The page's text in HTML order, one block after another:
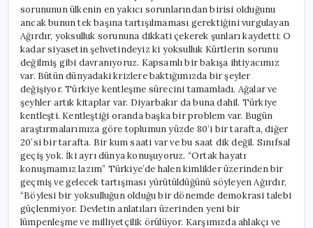
sorununun ülkenin en yakıcı sorunlarından birisi olduğunu
ancak bunun tek başına tartışılmaması gerektiğini vurgulayan
Ağırdır, yoksulluk sorununa dikkati çekerek şunları kaydetti: O
kadar siyasetin şehvetindeyiz ki yoksulluk Kürtlerin sorunu
değilmiş gibi davranıyoruz. Kapsamlı bir bakışa ihtiyacımız
var. Bütün dünyadaki krizlere baktığımızda bir şeyler
değişiyor. Türkiye kentleşme sürecini tamamladı. Ağalar ve
şeyhler artık kitaplar var. Diyarbakır da buna dahil. Türkiye
kentleşti. Kentleştiği oranda başka bir problem var. Bugün
araştırmalarımıza göre toplumun yüzde 80’i bir tarafta, diğer
20’si bir tarafta. Bir kum saati var ve bu saat dik değil. Sınıfsal
geçiş yok. İki ayrı dünya konuşuyoruz. “Ortak hayatı
konuşmamız lazım” Türkiye’de halen kimlikler üzerinden bir
geçmiş ve gelecek tartışması yürütüldüğünü söyleyen Ağırdır,
“Böylesi bir yoksulluğun olduğu bir dönemde demokrasi talebi
güçlenmiyor. Devletin anlatıları üzerinden yeni bir
lümpenleşme ve milliyetçilik örülüyor. Karşımızda ahlakçı ve